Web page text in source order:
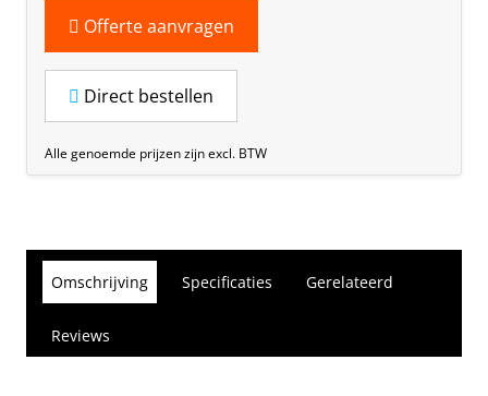
Offerte aanvragen
Direct bestellen
Alle genoemde prijzen zijn excl. BTW
Omschrijving Specificaties Gerelateerd
Reviews